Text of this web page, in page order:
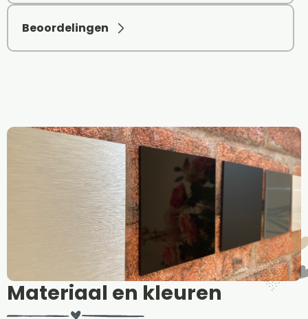
Beoordelingen
Materiaal en kleuren